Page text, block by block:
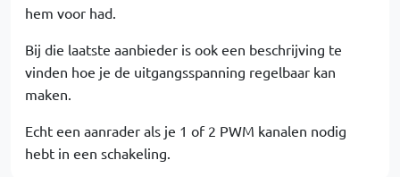
hem voor had.
Bij die laatste aanbieder is ook een beschrijving te
vinden hoe je de uitgangsspanning regelbaar kan
maken.
Echt een aanrader als je 1 of 2 PWM kanalen nodig
hebt in een schakeling.